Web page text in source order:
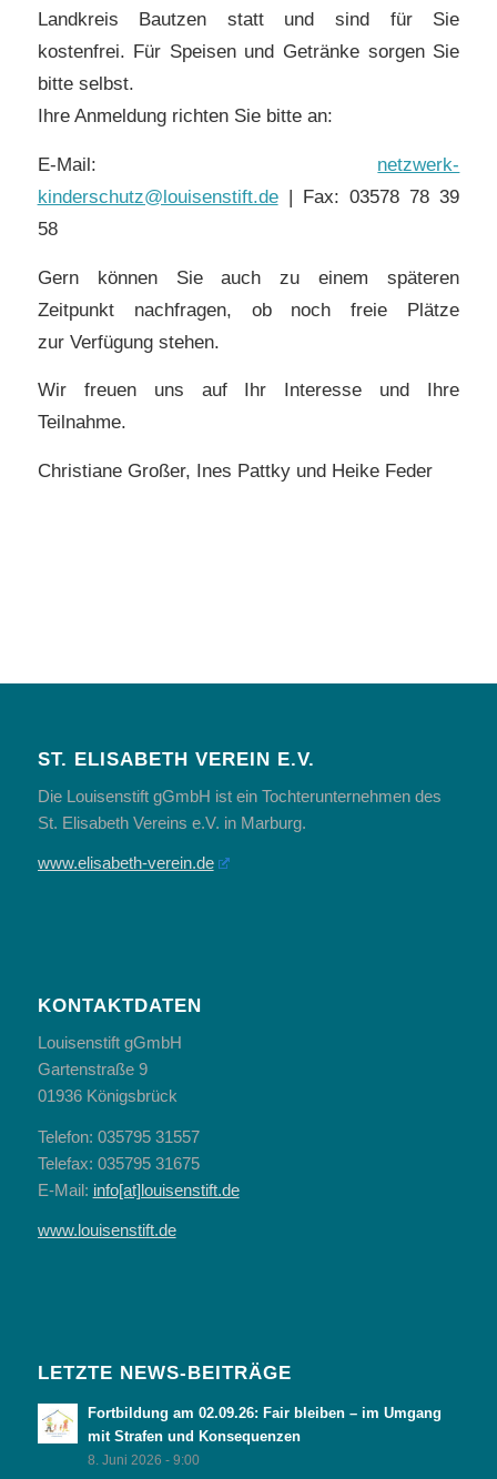
Landkreis Bautzen statt und sind für Sie
kostenfrei. Für Speisen und Getränke sorgen Sie
bitte selbst.
Ihre Anmeldung richten Sie bitte an:
E-Mail: netzwerk-
kinderschutz@louisenstift.de| Fax: 03578 78 39
58
Gern können Sie auch zu einem späteren
Zeitpunkt nachfragen, ob noch freie Plätze
zur Verfügung stehen.
Wir freuen uns auf Ihr Interesse und Ihre
Teilnahme.
Christiane Großer, Ines Pattky und Heike Feder
ST. ELISABETH VEREIN E.V.
Die Louisenstift gGmbH ist ein Tochterunternehmen des
St. Elisabeth Vereins e.V. in Marburg.
www.elisabeth-verein.de
KONTAKTDATEN
Louisenstift gGmbH
Gartenstraße 9
01936 Königsbrück
Telefon: 035795 31557
Telefax: 035795 31675
E-Mail: info[at]louisenstift.de
www.louisenstift.de
LETZTE NEWS-BEITRÄGE
Fortbildung am 02.09.26: Fair bleiben – im Umgang
mit Strafen und Konsequenzen
8. Juni 2026 - 9:00